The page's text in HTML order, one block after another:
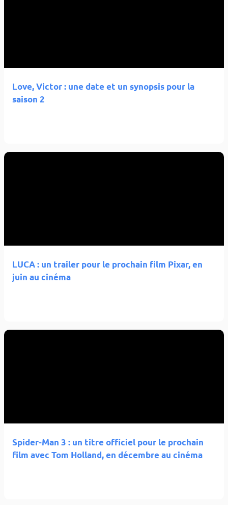
Love, Victor : une date et un synopsis pour la
saison 2
LUCA : un trailer pour le prochain film Pixar, en
juin au cinéma
Spider-Man 3 : un titre officiel pour le prochain
film avec Tom Holland, en décembre au cinéma